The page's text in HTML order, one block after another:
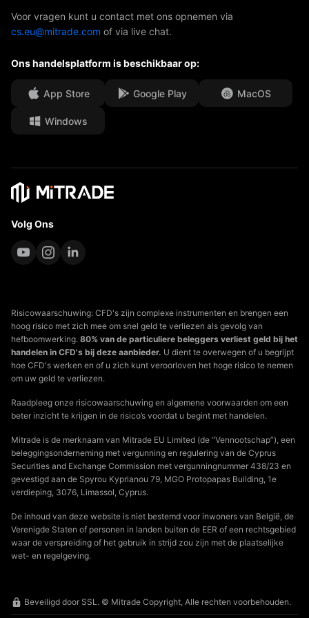
Onze onderscheidingen
Media Centre
Carrièremogelijkheden
Juridische documenten
Afdeling Help
Veelgestelde vragen (FAQ)
Voor vragen kunt u contact met ons opnemen via
cs.eu@mitrade.com of via live chat.
Ons handelsplatform is beschikbaar op:
App Store Google Play MacOS
Windows
Volg Ons
Risicowaarschuwing: CFD's zijn complexe instrumenten en brengen een
hoog risico met zich mee om snel geld te verliezen als gevolg van
hefboomwerking. 80% van de particuliere beleggers verliest geld bij het
handelen in CFD's bij deze aanbieder. U dient te overwegen of u begrijpt
hoe CFD's werken en of u zich kunt veroorloven het hoge risico te nemen
om uw geld te verliezen.
Raadpleeg onze risicowaarschuwing en algemene voorwaarden om een
beter inzicht te krijgen in de risico’s voordat u begint met handelen.
Mitrade is de merknaam van Mitrade EU Limited (de “Vennootschap”), een
beleggingsonderneming met vergunning en regulering van de Cyprus
Securities and Exchange Commission met vergunningnummer 438/23 en
gevestigd aan de Spyrou Kyprianou 79, MGO Protopapas Building, 1e
verdieping, 3076, Limassol, Cyprus.
De inhoud van deze website is niet bestemd voor inwoners van België, de
Verenigde Staten of personen in landen buiten de EER of een rechtsgebied
waar de verspreiding of het gebruik in strijd zou zijn met de plaatselijke
wet- en regelgeving.
Beveiligd door SSL. © Mitrade Copyright, Alle rechten voorbehouden.